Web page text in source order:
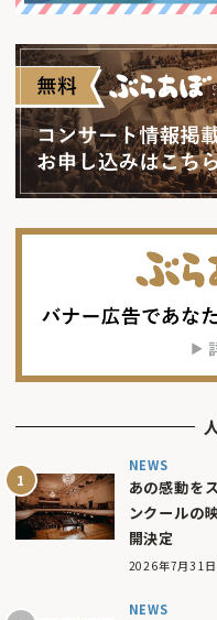
NEWS
あの感動を
ンクールの
開決定
2026年7月31日
NEWS